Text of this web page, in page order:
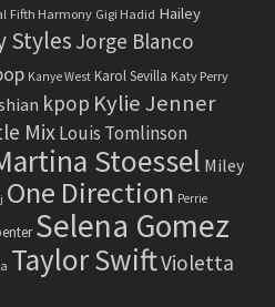
Fifth Harmony Gigi Hadid Hailey
Styles Jorge Blanco
Kanye West Karol Sevilla Katy Perry
kpop Kylie Jenner
MixLouis Tomlinson
Stoessel Miley
One Direction Perrie
Selena Gomez
Taylor SwiftVioletta